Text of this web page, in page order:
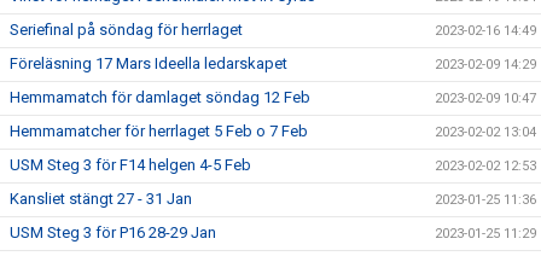
Seriefinal på söndag för herrlaget 2023-02-16 14:49
Föreläsning 17 Mars Ideella ledarskapet 2023-02-09 14:29
Hemmamatch för damlaget söndag 12 Feb 2023-02-09 10:47
Hemmamatcher för herrlaget 5 Feb o 7 Feb 2023-02-02 13:04
USM Steg 3 för F14 helgen 4-5 Feb 2023-02-02 12:53
Kansliet stängt 27 - 31 Jan 2023-01-25 11:36
USM Steg 3 för P16 28-29 Jan 2023-01-25 11:29